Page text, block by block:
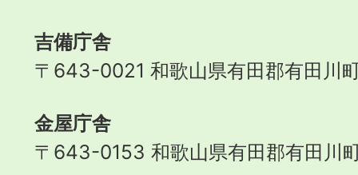
吉備庁舎
〒643-0021 和歌山県有田郡有田川
金屋庁舎
〒643-0153 和歌山県有田郡有田川